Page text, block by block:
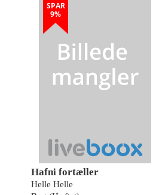
SPAR
9%
Hafni fortæller
Helle Helle